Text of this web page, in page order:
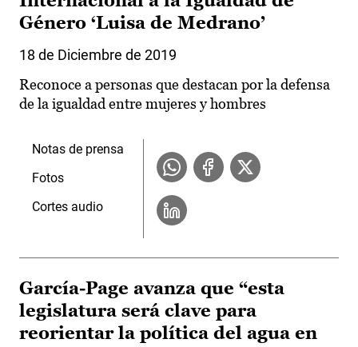
Género ‘Luisa de Medrano’
18 de Diciembre de 2019
Reconoce a personas que destacan por la defensa
de la igualdad entre mujeres y hombres
Notas de prensa
Fotos
Cortes audio
García-Page avanza que “esta
legislatura será clave para
reorientar la política del agua en